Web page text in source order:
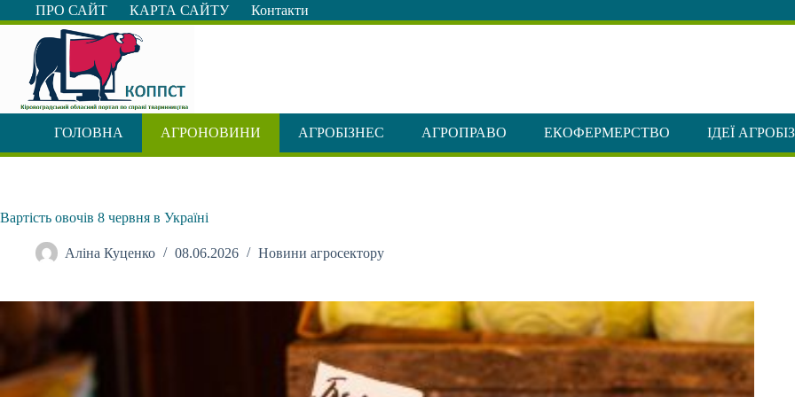
Перейти
до
ПРО САЙТ КАРТА САЙТУ Контакти
ГОЛОВНА АГРОНОВИНИ АГРОБІЗНЕС АГРОПРАВО ЕКОФЕРМЕРСТВО ІДЕЇ
Вартість овочів 8 червня в Україні
Аліна Куценко 08.06.2026 Новини агросектору